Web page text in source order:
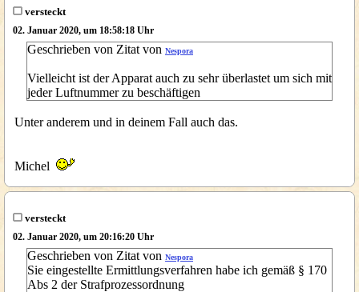
versteckt
02. Januar 2020, um 18:58:18 Uhr
Geschrieben von Zitat von Nespora
Vielleicht ist der Apparat auch zu sehr überlastet um sich mit
jeder Luftnummer zu beschäftigen
Unter anderem und in deinem Fall auch das.
Michel
versteckt
02. Januar 2020, um 20:16:20 Uhr
Geschrieben von Zitat von Nespora
Sie eingestellte Ermittlungsverfahren habe ich gemäß § 170
Abs 2 der Strafprozessordnung